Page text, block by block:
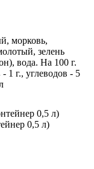
морковь,
зелень
вода. На 100 г.
1 г., углеводов - 5
0,5 л)